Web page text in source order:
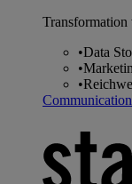
•Data
•
•